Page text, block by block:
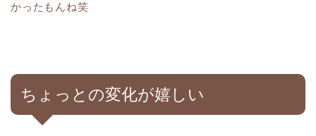
かったもんね笑
ちょっとの変化が嬉しい